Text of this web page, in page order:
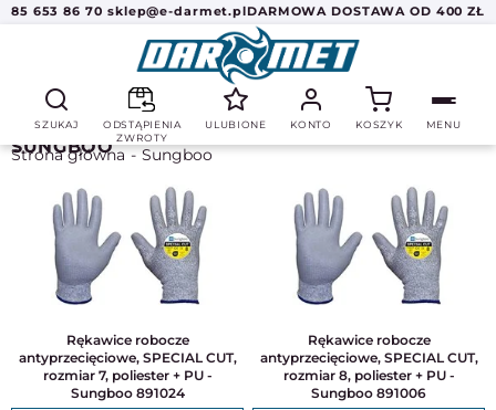
85 653 86 70 sklep@e-darmet.plDARMOWA DOSTAWA OD 400 ZŁ
SZUKAJ
ODSTĄPIENIA
ZWROTY
ULUBIONE KONTO KOSZYK MENU
Strona główna Sungboo
SUNGBOO
Rękawice robocze
antyprzecięciowe, SPECIAL CUT,
rozmiar 7, poliester + PU -
Sungboo 891024
Rękawice robocze
antyprzecięciowe, SPECIAL CUT,
rozmiar 8, poliester + PU -
Sungboo 891006